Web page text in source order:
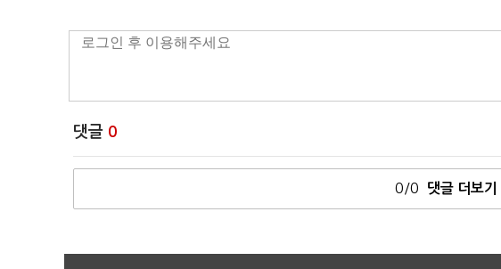
댓글 0
0/0 댓글 더보기